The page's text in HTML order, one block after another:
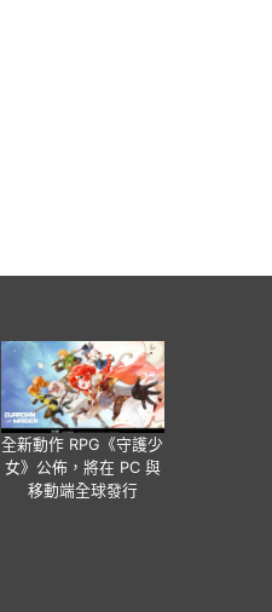
全新動作 RPG《守護少
女》公佈，將在 PC 與
移動端全球發行